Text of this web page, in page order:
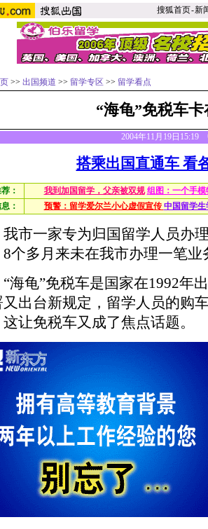
搜狐首页-新
>> 出国频道 >> 留学专区 >> 留学看点
“海龟”免税车
2004年11月19日15:19
搭乘出国直通车 看
： 我到加国留学，父亲被双规 组图：一个手
：
预警：留学爱尔兰小心虚假宣传 中国留学
一家专为归国留学人员办理
8个多月来未在我市办理一笔业
龟”免税车是国家在1992年
又出台新规定，留学人员的购
让免税车又成了焦点话题。